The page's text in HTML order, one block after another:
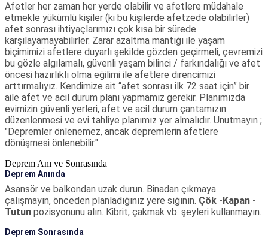
Afetler her zaman her yerde olabilir ve afetlere müdahale
etmekle yükümlü kişiler (ki bu kişilerde afetzede olabilirler)
afet sonrası ihtiyaçlarımızı çok kısa bir sürede
karşılayamayabilirler. Zarar azaltma mantığı ile yaşam
biçimimizi afetlere duyarlı şekilde gözden geçirmeli, çevremizi
bu gözle algılamalı, güvenli yaşam bilinci / farkındalığı ve afet
öncesi hazırlıklı olma eğilimi ile afetlere direncimizi
arttırmalıyız. Kendimize ait “afet sonrası ilk 72 saat için” bir
aile afet ve acil durum planı yapmamız gerekir. Planımızda
evimizin güvenli yerleri, afet ve acil durum çantamızın
düzenlenmesi ve evi tahliye planımız yer almalıdır. Unutmayın ;
"Depremler önlenemez, ancak depremlerin afetlere
dönüşmesi önlenebilir."
Deprem Anı ve Sonrasında
Deprem Anında
Asansör ve balkondan uzak durun. Binadan çıkmaya
çalışmayın, önceden planladığınız yere sığının. Çök -Kapan -
Tutun pozisyonunu alın. Kibrit, çakmak vb. şeyleri kullanmayın.
Deprem Sonrasında